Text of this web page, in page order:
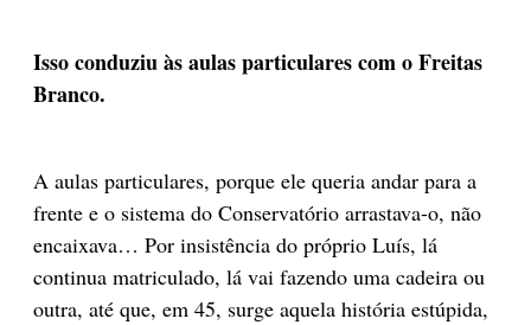
Isso conduziu às aulas particulares com o Freitas
Branco.
A aulas particulares, porque ele queria andar para a
frente e o sistema do Conservatório arrastava-o, não
encaixava… Por insistência do próprio Luís, lá
continua matriculado, lá vai fazendo uma cadeira ou
outra, até que, em 45, surge aquela história estúpida,